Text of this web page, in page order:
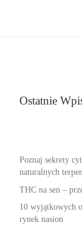
Ostatnie
Poznaj sekrety
naturalnych
THC na sen –
10 wyjątkowych
rynek nasion